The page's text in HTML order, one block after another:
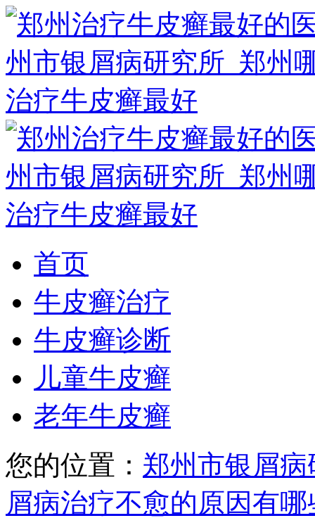
首页
牛皮癣治疗
牛皮癣诊断
儿童牛皮癣
老年牛皮癣
您的位置： 郑州市银屑病
屑病治疗不愈的原因有哪